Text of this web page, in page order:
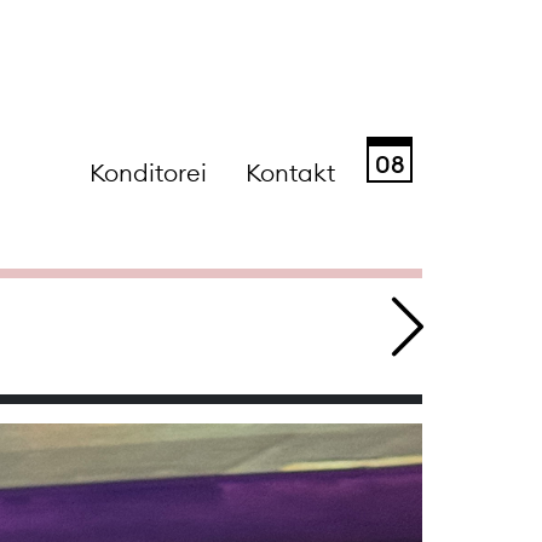
Konditorei Kontakt 08
Sa So